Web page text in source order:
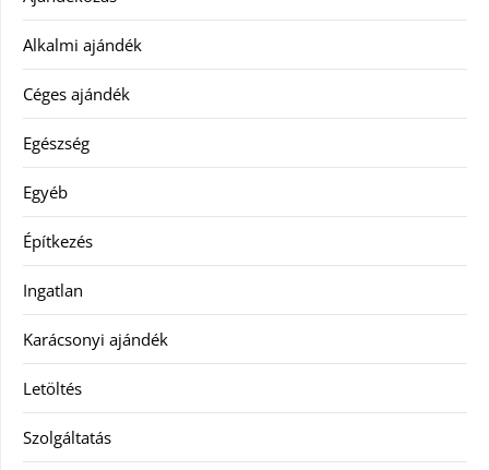
Alkalmi ajándék
Céges ajándék
Egészség
Egyéb
Építkezés
Ingatlan
Karácsonyi ajándék
Letöltés
Szolgáltatás